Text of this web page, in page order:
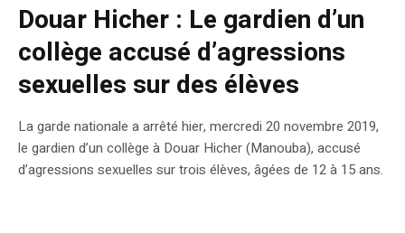
Douar Hicher : Le gardien d’un
collège accusé d’agressions
sexuelles sur des élèves
La garde nationale a arrêté hier, mercredi 20 novembre 2019,
le gardien d’un collège à Douar Hicher (Manouba), accusé
d’agressions sexuelles sur trois élèves, âgées de 12 à 15 ans.